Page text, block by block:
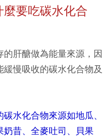
要吃碳水化合
肝醣做為能量來源，因
慢吸收的碳水化合物及
水化合物來源如地瓜、
昔、全麥吐司、貝果